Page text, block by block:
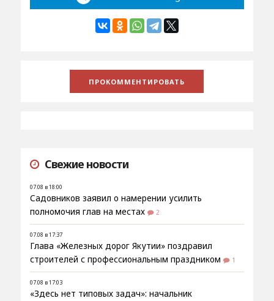
Свежие новости
07.08 в 18:00
Садовников заявил о намерении усилить
полномочия глав на местах
2
07.08 в 17:37
Глава «Железных дорог Якутии» поздравил
строителей с профессиональным праздником
1
07.08 в 17:03
«Здесь нет типовых задач»: начальник